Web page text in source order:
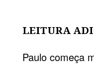
LEITURA
Paulo começa